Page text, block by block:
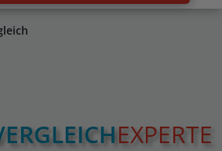
EXPERTE